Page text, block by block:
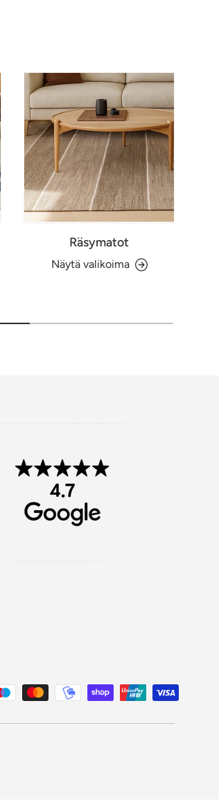
Räsymatot
Näytä valikoima